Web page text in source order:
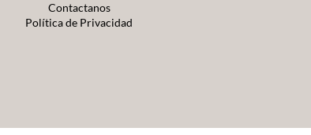
Contactanos
Política de Privacidad